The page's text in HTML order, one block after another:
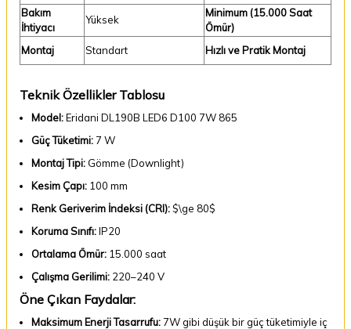
Bakım
İhtiyacı
Yüksek
Minimum (15.000 Saat
Ömür)
Montaj
Standart Hızlı ve Pratik Montaj
Teknik Özellikler Tablosu
Model:Eridani DL190B LED6 D100 7W 865
Güç Tüketimi: 7 W
Montaj Tipi: Gömme (Downlight)
Kesim Çapı: 100 mm
Renk Geriverim İndeksi (CRI):$\ge 80$
Koruma Sınıfı:IP20
Ortalama Ömür: 15.000 saat
Çalışma Gerilimi: 220–240 V
Öne Çıkan Faydalar:
Maksimum Enerji Tasarrufu: 7W gibi düşük bir güç tüketimiyle iç